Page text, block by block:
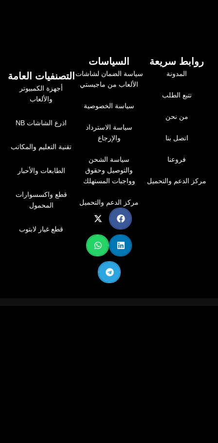
روابط سريعة
المدونة
تتبع الطلب
من نحن
اتصل بنا
فروعنا
مركز الدعم والتحميل
السياسات
سياسة الضمان لشاشات
الألعاب من ماجيستي
سياسة الخصوصية
سياسة الاسترداد
والإرجاع
سياسة الشحن
والتوصيل وحقوق
وواجبات المستهلك
مركز الدعم والتحميل
التصنفيات العامة
أجهزة الكمبيوتر
والألعاب
اذرع الشاشات NB
تقنية التعليم والمكاتب
الطابعات والأحبار
قطع واكسسوارات
المحمول
قطع غيار لابتوب